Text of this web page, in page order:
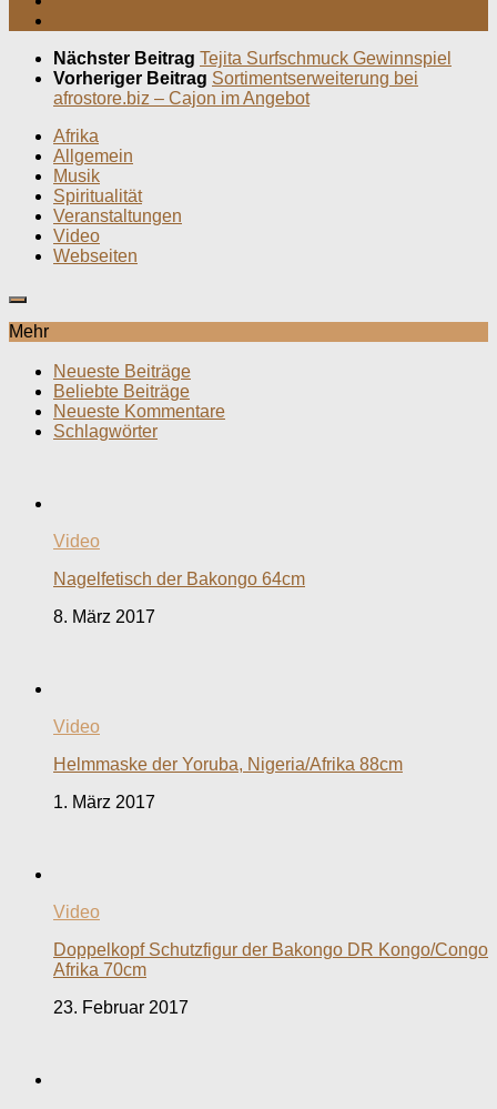
Nächster Beitrag Tejita Surfschmuck Gewinnspiel
Vorheriger Beitrag Sortimentserweiterung bei
afrostore.biz – Cajon im Angebot
Afrika
Allgemein
Musik
Spiritualität
Veranstaltungen
Video
Webseiten
Mehr
Neueste Beiträge
Beliebte Beiträge
Neueste Kommentare
Schlagwörter
Video
Nagelfetisch der Bakongo 64cm
8. März 2017
Video
Helmmaske der Yoruba, Nigeria/Afrika 88cm
1. März 2017
Video
Doppelkopf Schutzfigur der Bakongo DR Kongo/Congo
Afrika 70cm
23. Februar 2017